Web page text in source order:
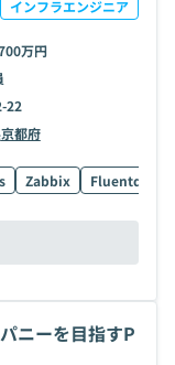
インフラエンジニア
万円
22
京都府
Zabbix Fluentd
ニーを目指すP